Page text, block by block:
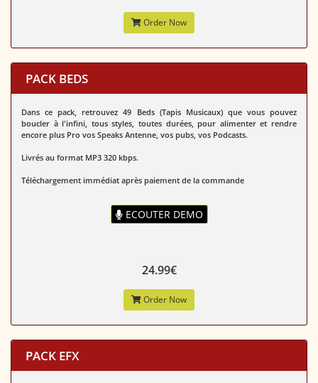
Order Now
PACK BEDS
Dans ce pack, retrouvez 49 Beds (Tapis Musicaux) que vous pouvez
boucler à l'infini, tous styles, toutes durées, pour alimenter et rendre
encore plus Pro vos Speaks Antenne, vos pubs, vos Podcasts.
Livrés au format MP3 320 kbps.
Téléchargement immédiat après paiement de la commande
ECOUTER DEMO
24.99€
Order Now
PACK EFX